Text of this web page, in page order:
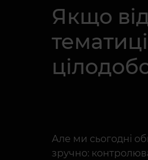
Якщо
Але ми сьогодні
зручно: